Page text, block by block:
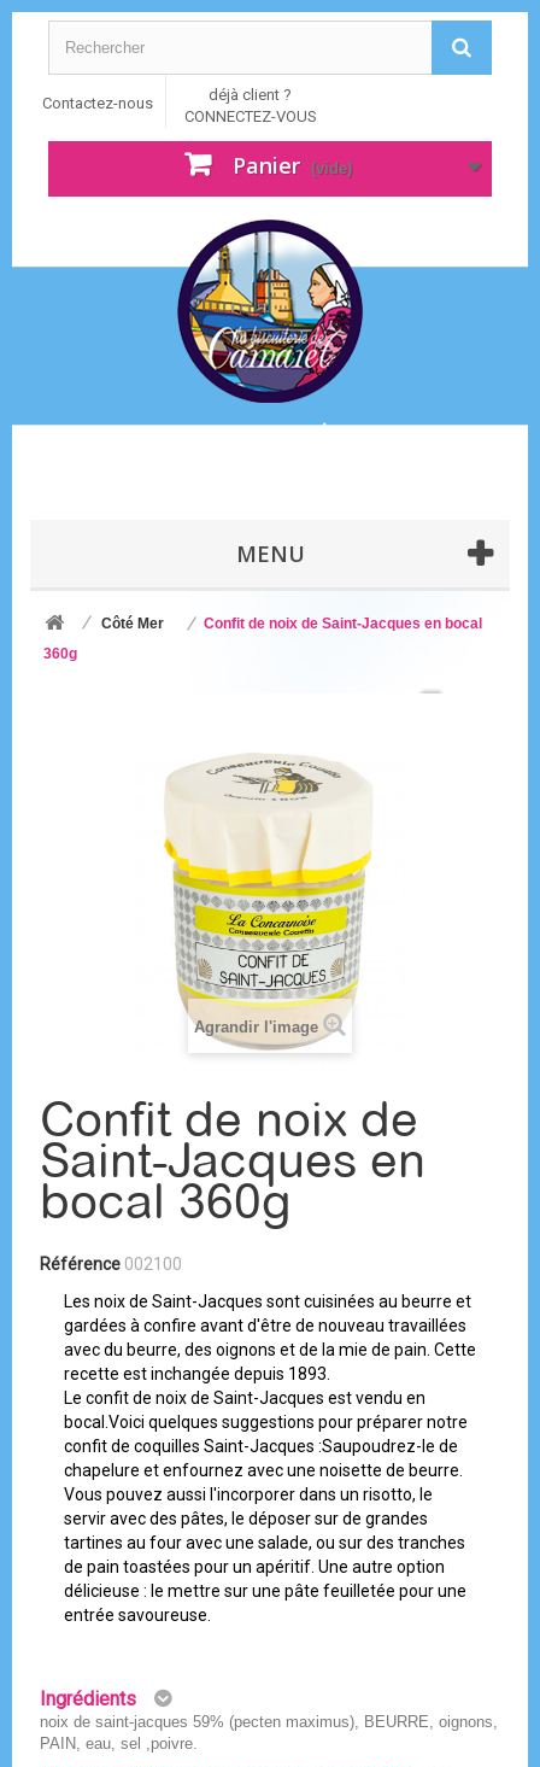
Contactez-nous
déjà client ?
CONNECTEZ-VOUS
Panier (vide)
MENU
Côté Mer
Confit de noix de Saint-Jacques en bocal
360g
Agrandir l'image
Confit de noix de
Saint-Jacques en
bocal 360g
Référence 002100
Les noix de Saint-Jacques sont cuisinées au beurre et
gardées à confire avant d'être de nouveau travaillées
avec du beurre, des oignons et de la mie de pain. Cette
recette est inchangée depuis 1893.
Le confit de noix de Saint-Jacques est vendu en
bocal.Voici quelques suggestions pour préparer notre
confit de coquilles Saint-Jacques :Saupoudrez-le de
chapelure et enfournez avec une noisette de beurre.
Vous pouvez aussi l'incorporer dans un risotto, le
servir avec des pâtes, le déposer sur de grandes
tartines au four avec une salade, ou sur des tranches
de pain toastées pour un apéritif. Une autre option
délicieuse : le mettre sur une pâte feuilletée pour une
entrée savoureuse.
Ingrédients
noix de saint-jacques 59% (pecten maximus), BEURRE, oignons,
PAIN, eau, sel ,poivre.